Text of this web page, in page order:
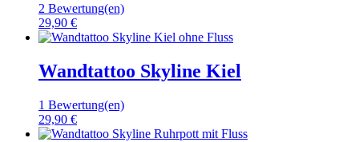
2 Bewertung(en)
29,90 €
Wandtattoo Skyline Kiel
1 Bewertung(en)
29,90 €